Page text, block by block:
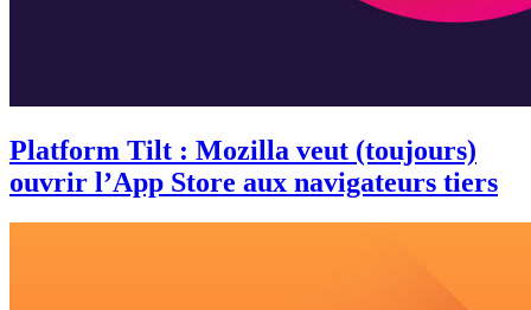
Platform Tilt : Mozilla veut (toujours)
ouvrir l’App Store aux navigateurs tiers